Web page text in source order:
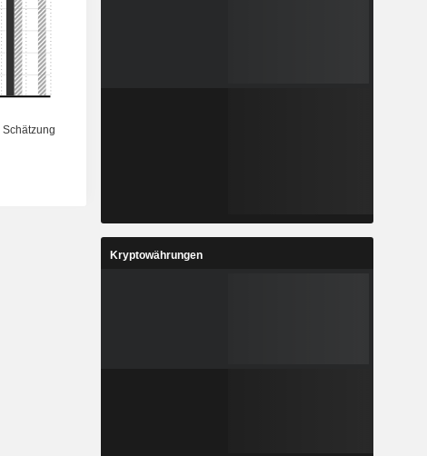
Kryptowährungen